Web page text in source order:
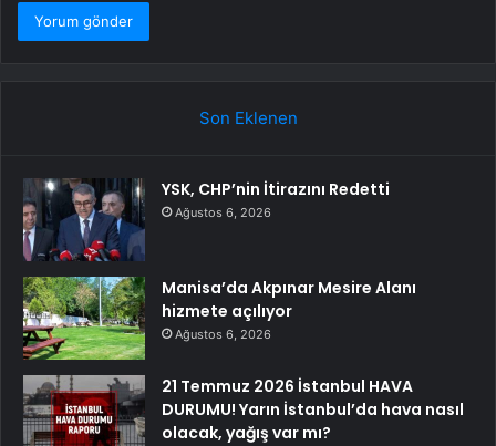
Son Eklenen
YSK, CHP’nin İtirazını Redetti
Ağustos 6, 2026
Manisa’da Akpınar Mesire Alanı
hizmete açılıyor
Ağustos 6, 2026
21 Temmuz 2026 İstanbul HAVA
DURUMU! Yarın İstanbul’da hava nasıl
olacak, yağış var mı?